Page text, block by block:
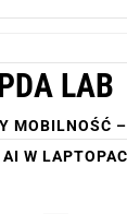
LAB
MOBILNOŚĆ
W